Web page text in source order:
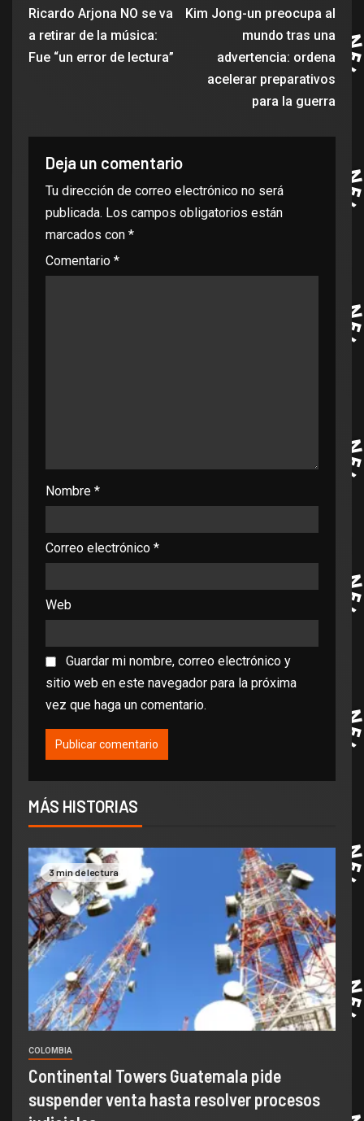
Ricardo Arjona NO se va
a retirar de la música:
Fue “un error de lectura”
Kim Jong-un preocupa al
mundo tras una
advertencia: ordena
acelerar preparativos
para la guerra
Deja un comentario
Tu dirección de correo electrónico no será
publicada. Los campos obligatorios están
marcados con *
Comentario *
Nombre *
Correo electrónico *
Web
Guardar mi nombre, correo electrónico y
sitio web en este navegador para la próxima
vez que haga un comentario.
MÁS HISTORIAS
3 min de lectura
COLOMBIA
Continental Towers Guatemala pide
suspender venta hasta resolver procesos